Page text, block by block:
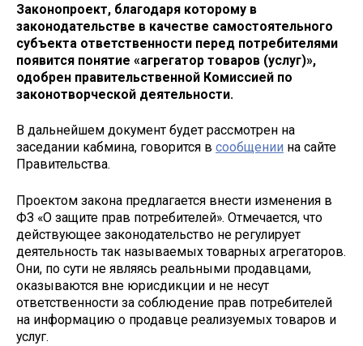
Законопроект, благодаря которому в
законодательстве в качестве самостоятельного
субъекта ответственности перед потребителями
появится понятие «агрегатор товаров (услуг)»,
одобрен правительственной Комиссией по
законотворческой деятельности.
В дальнейшем документ будет рассмотрен на
заседании кабмина, говорится в сообщении на сайте
Правительства.
Проектом закона предлагается внести изменения в
ФЗ «О защите прав потребителей». Отмечается, что
действующее законодательство не регулирует
деятельность так называемых товарных агрегаторов.
Они, по сути не являясь реальными продавцами,
оказываются вне юрисдикции и не несут
ответственности за соблюдение прав потребителей
на информацию о продавце реализуемых товаров и
услуг.